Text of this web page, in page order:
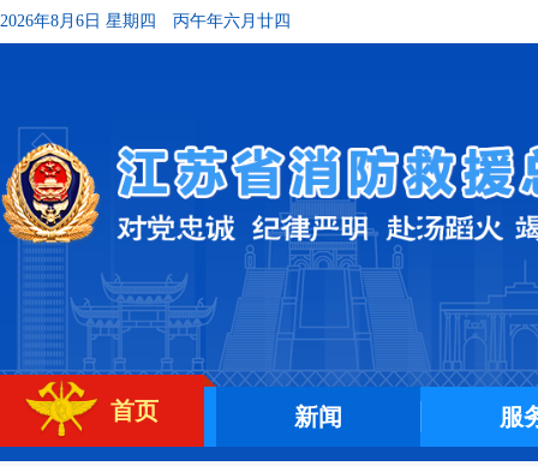
2026年8月6日 星期四 丙午年六月廿四
首页 新闻 服